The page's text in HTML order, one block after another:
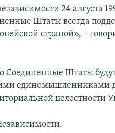
24 августа
Штаты всегда
страной», –
Соединенные Штаты
единомышленниками
целостности